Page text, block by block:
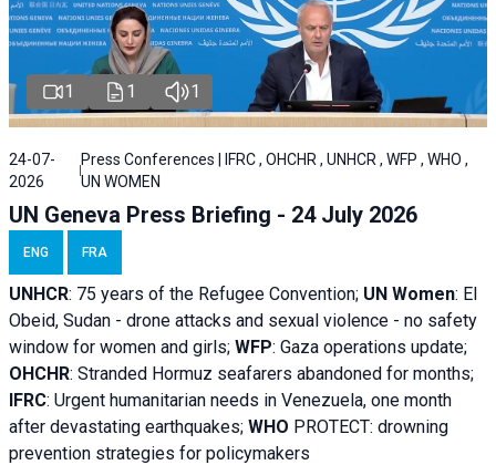
1 1 1
24-07-
2026
Press Conferences | IFRC , OHCHR , UNHCR , WFP , WHO ,
UN WOMEN
UN Geneva Press Briefing - 24 July 2026
ENG FRA
UNHCR: 75 years of the Refugee Convention; UN Women: El
Obeid, Sudan - drone attacks and sexual violence - no safety
window for women and girls; WFP: Gaza operations update;
OHCHR: Stranded Hormuz seafarers abandoned for months;
IFRC: Urgent humanitarian needs in Venezuela, one month
after devastating earthquakes; WHO PROTECT: drowning
prevention strategies for policymakers